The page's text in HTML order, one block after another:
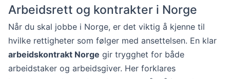
Arbeidsrett og kontrakter i Norge
Når du skal jobbe i Norge, er det viktig å kjenne til
hvilke rettigheter som følger med ansettelsen. En klar
arbeidskontrakt Norge gir trygghet for både
arbeidstaker og arbeidsgiver. Her forklares